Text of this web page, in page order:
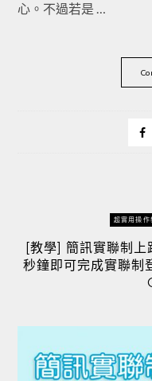
心。不過若是 …
超實用操作
[教學] 簡訊實聯制
秒鐘即可完成實聯制